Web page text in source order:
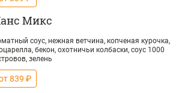
Микс
соус, нежная ветчина, копченая курочка,
бекон, охотничьи колбаски, соус 1000
зелень
839 ₽